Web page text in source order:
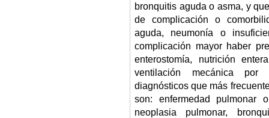
bronquitis aguda o asma, y
de complicación o
aguda, neumonía o
complicación mayor haber
enterostomía, nutrición
ventilación mecánica por
diagnósticos que más
son: enfermedad pulmonar
neoplasia pulmonar,